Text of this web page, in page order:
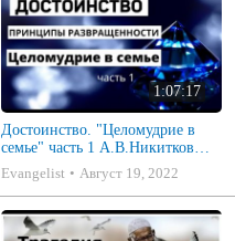
1:07:17
Достоинство. "Целомудрие в
семье" часть 1 А.В.Никитков
Беседа для семейных МСЦ ЕХБ
Evangelist Август 19, 2022